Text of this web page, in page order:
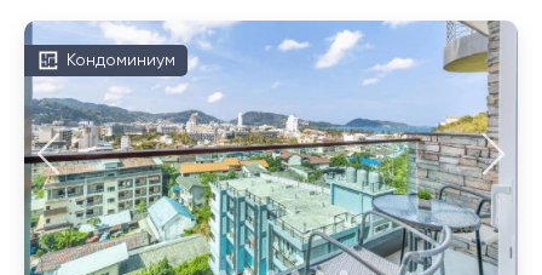
Кондоминиум